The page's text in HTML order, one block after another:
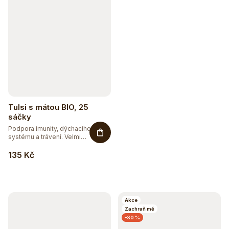
Tulsi s mátou BIO, 25
sáčky
135 Kč
Podpora imunity, dýchacího
systému a trávení. Velmi
Sleva až 20 %
Akce
Zachraň mě
–30 %